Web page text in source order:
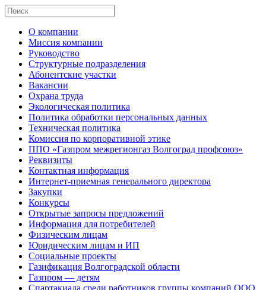
О компании
Миссия компании
Руководство
Структурные подразделения
Абонентские участки
Вакансии
Охрана труда
Экологическая политика
Политика обработки персональных данных
Техническая политика
Комиссия по корпоративной этике
ППО «Газпром межрегионгаз Волгоград профсоюз»
Реквизиты
Контактная информация
Интернет-приемная генерального директора
Закупки
Конкурсы
Открытые запросы предложений
Информация для потребителей
Физическим лицам
Юридическим лицам и ИП
Социальные проекты
Газификация Волгоградской области
Газпром — детям
Спартакиада среди работников группы компаний ООО